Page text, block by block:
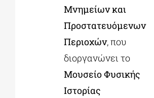
Μνημείων και
Προστατευόμενων
Περιοχών, που
διοργανώνει το
Μουσείο Φυσικής
Ιστορίας